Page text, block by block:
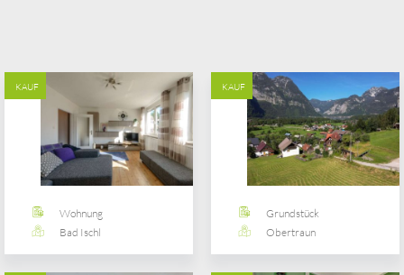
KAUF
Wohnung
Bad Ischl
KAUF
Grundstück
Obertraun